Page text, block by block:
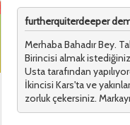
furtherquiterdeeper
Merhaba Bahadır Bey.
Birincisi almak istediğiniz
Usta tarafından
İkincisi Kars'ta ve
zorluk çekersiniz.